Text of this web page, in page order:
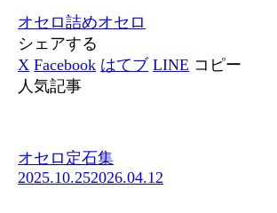
オセロ詰めオセロ
シェアする
X Facebook はてブ LINE コピー
人気記事
オセロ定石集
2025.10.252026.04.12